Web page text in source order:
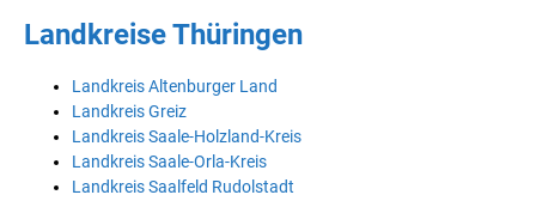
Landkreise Thüringen
Landkreis Altenburger Land
Landkreis Greiz
Landkreis Saale-Holzland-Kreis
Landkreis Saale-Orla-Kreis
Landkreis Saalfeld Rudolstadt